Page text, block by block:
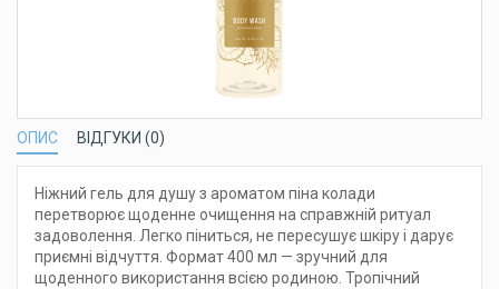
ОПИС ВІДГУКИ (0)
Ніжний гель для душу з ароматом піна колади
перетворює щоденне очищення на справжній ритуал
задоволення. Легко піниться, не пересушує шкіру і дарує
приємні відчуття. Формат 400 мл — зручний для
щоденного використання всією родиною. Тропічний